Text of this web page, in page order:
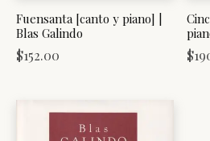
Fuensanta [canto y piano] |
Blas Galindo
$152.00 $